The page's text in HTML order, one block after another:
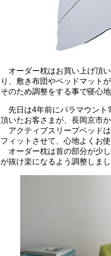
オーダー枕はお買い上げ頂
り、敷き布団やベッドマット
そのため調整をする事で寝心
先日は4年前にパラマウント
頂いたお客さまが、長岡京市
アクティブスリープベッド
フィットさせて、心地よくお
オーダー枕は首の部分が少
が抜け楽になるよう調整しまし